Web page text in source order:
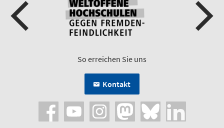
So erreichen Sie uns
Kontakt